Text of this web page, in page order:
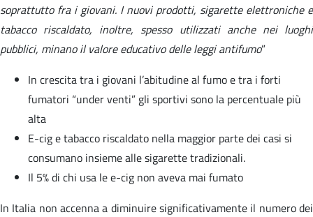
soprattutto fra i giovani. I nuovi prodotti, sigarette elettroniche e
tabacco riscaldato, inoltre, spesso utilizzati anche nei luoghi
pubblici, minano il valore educativo delle leggi antifumo”
In crescita tra i giovani l’abitudine al fumo e tra i forti
fumatori “under venti” gli sportivi sono la percentuale più
alta
E-cig e tabacco riscaldato nella maggior parte dei casi si
consumano insieme alle sigarette tradizionali.
Il 5% di chi usa le e-cig non aveva mai fumato
In Italia non accenna a diminuire significativamente il numero dei